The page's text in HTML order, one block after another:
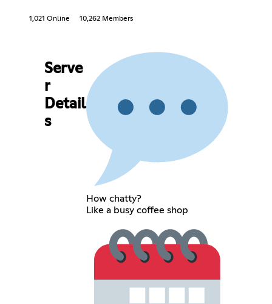
1,021 Online 10,262 Members
Serve
r
Detail
s
How chatty?
Like a busy coffee shop